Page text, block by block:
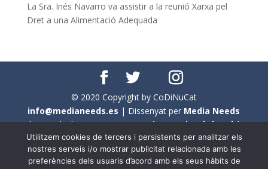
La Sra. Inés Navarro va assistir a la reunió Xarxa pel
Dret a una Alimentació Adequada
© 2020 Copyright by CoDiNuCat
info@medianeeds.es | Dissenyat per Media Needs
| Tots els drets reservats aCoDiNuCat |Avís legal|
Avís per cookies
En aquest web s'ha tingut en compte l'ús no sexista del
Utilitzem cookies de tercers i persistents per analitzar els
nostres serveis i/o mostrar publicitat relacionada amb les
preferències dels usuaris d’acord amb els seus hàbits de